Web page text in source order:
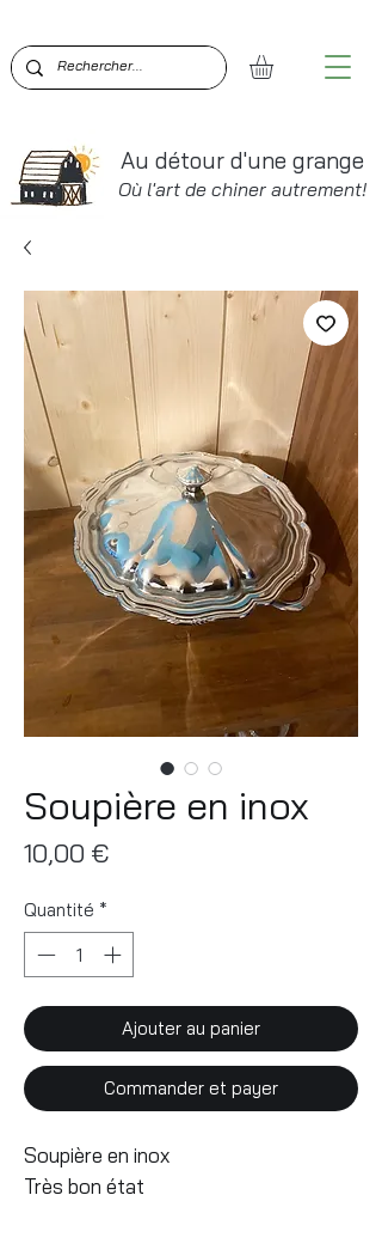
Au détour d'une grange
Où l'art de chiner autrement!
Soupière en inox
10,00 €Prix
Quantité *
Ajouter au panier
Commander et payer
Soupière en inox
Très bon état